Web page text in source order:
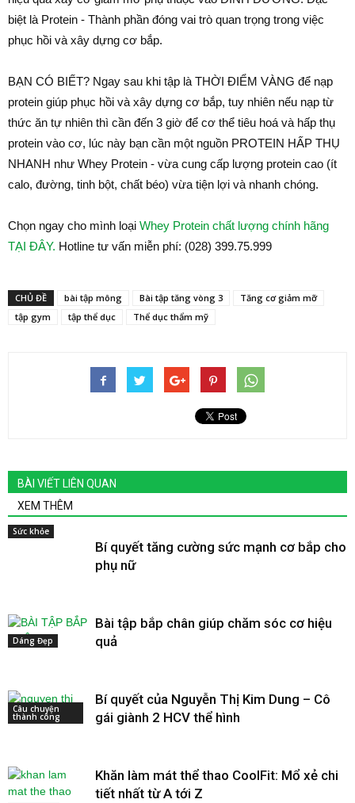
biệt là Protein - Thành phần đóng vai trò quan trọng trong việc
phục hồi và xây dựng cơ bắp.
BẠN CÓ BIẾT? Ngay sau khi tập là THỜI ĐIỂM VÀNG để nạp
protein giúp phục hồi và xây dựng cơ bắp, tuy nhiên nếu nạp từ
thức ăn tự nhiên thì cần đến 3 giờ để cơ thể tiêu hoá và hấp thụ
protein vào cơ, lúc này bạn cần một nguồn PROTEIN HẤP THỤ
NHANH như Whey Protein - vừa cung cấp lượng protein cao (ít
calo, đường, tinh bột, chất béo) vừa tiện lợi và nhanh chóng.
Chọn ngay cho mình loại Whey Protein chất lượng chính hãng
TẠI ĐÂY. Hotline tư vấn miễn phí: (028) 399.75.999
CHỦ ĐỀ bài tập mông Bài tập tăng vòng 3
Tăng cơ giảm mỡ
tập gym
tập thể dục Thể dục thẩm mỹ
BÀI VIẾT LIÊN QUAN
XEM THÊM
Sức khỏe
Bí quyết tăng cường sức mạnh cơ bắp cho
phụ nữ
Dáng Đẹp
Bài tập bắp chân giúp chăm sóc cơ hiệu
quả
Câu chuyện
thành công
Bí quyết của Nguyễn Thị Kim Dung – Cô
gái giành 2 HCV thể hình
Khăn làm mát thể thao CoolFit: Mổ xẻ chi
tiết nhất từ A tới Z